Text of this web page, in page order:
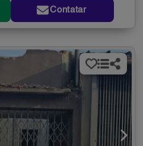
Contatar